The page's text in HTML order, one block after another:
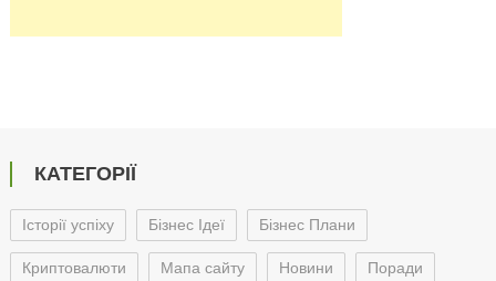
КАТЕГОРІЇ
Історії успіху Бізнес Ідеї Бізнес Плани
Криптовалюти Мапа сайту Новини Поради